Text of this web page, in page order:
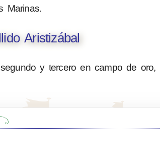
Marinas.
Aristizábal
y tercero en campo de oro,